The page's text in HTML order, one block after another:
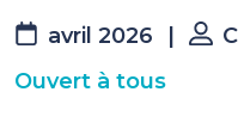
avril 2026
Ouvert à tous